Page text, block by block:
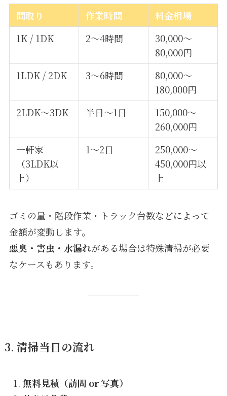
間取り 作業時間
料金相場
1K / 1DK
2〜4時間
30,000〜
80,000円
1LDK / 2DK
3〜6時間
80,000〜
180,000円
2LDK〜3DK
半日〜1日
150,000〜
260,000円
一軒家
（3LDK以
上）
1〜2日
250,000〜
450,000円以
上
ゴミの量・階段作業・トラック台数などによって
金額が変動します。
悪臭・害虫・水漏れがある場合は特殊清掃が必要
なケースもあります。
3. 清掃当日の流れ
無料見積（訪問 or 写真）